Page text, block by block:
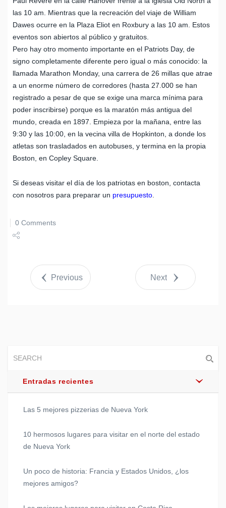
las 10 am. Mientras que la recreación del viaje de William
Dawes ocurre en la Plaza Eliot en Roxbury a las 10 am. Estos
eventos son abiertos al público y gratuitos.
Pero hay otro momento importante en el Patriots Day, de
signo completamente diferente pero igual o más conocido: la
llamada Marathon Monday, una carrera de 26 millas que atrae
a un enorme número de corredores (hasta 27.000 se han
registrado a pesar de que se exige una marca mínima para
poder inscribirse) porque es la maratón más antigua del
mundo, creada en 1897. Empieza por la mañana, entre las
9:30 y las 10:00, en la vecina villa de Hopkinton, a donde los
atletas son trasladados en autobuses, y termina en la propia
Boston, en Copley Square.
Si deseas visitar el día de los patriotas en boston, contacta
con nosotros para preparar un presupuesto
0 Comments
Tweet
Previous Next
Entradas recientes
Las 5 mejores pizzerias de Nueva York
10 hermosos lugares para visitar en el norte del estado
de Nueva York
Un poco de historia: Francia y Estados Unidos, ¿los
mejores amigos?